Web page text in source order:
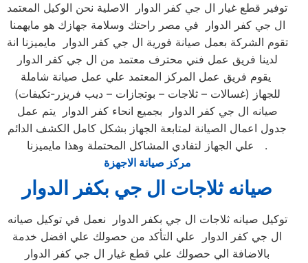
توفير قطع غيار ال جي كفر الدوار الاصلية نحن الوكيل المعتمد
ال جي كفر الدوار في مصر راحتك وسلامة جهازك هو مايهمنا
تقوم الشركة بعمل صيانة فورية ال جي كفر الدوار مايميزنا انة
لدينا فريق عمل فني محترف معتمد من ال جي كفر الدوار
يقوم فريق عمل المركز المعتمد علي عمل صيانة شاملة
للجهاز (غسالات – ثلاجات – بوتجازات – ديب فريزر-تكيفات)
صيانه ال جي كفر الدوار بجميع انحاء كفر الدوار يتم عمل
جدول اعمال الصيانة لمتابعة الجهاز بشكل كامل الكشف الدائم
علي الجهاز لتفادي المشاكل المحتملة وهذا مايميزنا .
مركز صيانة الاجهزة
صيانه ثلاجات ال جي بكفر الدوار
توكيل صيانه ثلاجات ال جي بكفر الدوار نعمل في توكيل صيانه
ال جي كفر الدوار علي التأكد من حصولك علي افضل خدمة
بالاضافة الي حصولك علي قطع غيار ال جي كفر الدوار